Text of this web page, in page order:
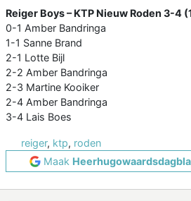
Reiger Boys – KTP Nieuw Roden 3-4
0-1 Amber Bandringa
1-1 Sanne Brand
2-1 Lotte Bijl
2-2 Amber Bandringa
2-3 Martine Kooiker
2-4 Amber Bandringa
3-4 Lais Boes
reiger, ktp, roden
Maak